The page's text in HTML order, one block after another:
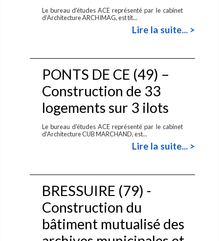
Le bureau d'études ACE représenté par le cabinet
d'Architecture ARCHIMAG, est tit...
Lire la suite... >
PONTS DE CE (49) –
Construction de 33
logements sur 3 ilots
Le bureau d'études ACE représenté par le cabinet
d'Architecture CUB MARCHAND, est...
Lire la suite... >
BRESSUIRE (79) -
Construction du
bâtiment mutualisé des